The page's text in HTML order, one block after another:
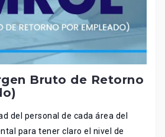
Bruto de Retorno
del personal de cada área del
para tener claro el nivel de